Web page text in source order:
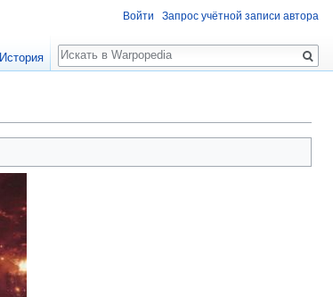
Войти Запрос учётной записи автора
История
Поиск